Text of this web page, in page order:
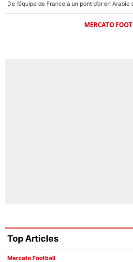
MERCATO FOOT
Top Articles
Mercato Football